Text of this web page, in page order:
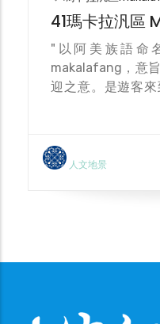
scenery and
every corner of
mailbox was
Pacake
style and bold colors gave life to the wild
of the Rukai
wild boar
41瑪卡拉汎
"以阿美族語命
makalafang，意
迎之意。是遊客來
在瑪卡拉汎區的樟
讓身心靈可以得到
place that
人文地景